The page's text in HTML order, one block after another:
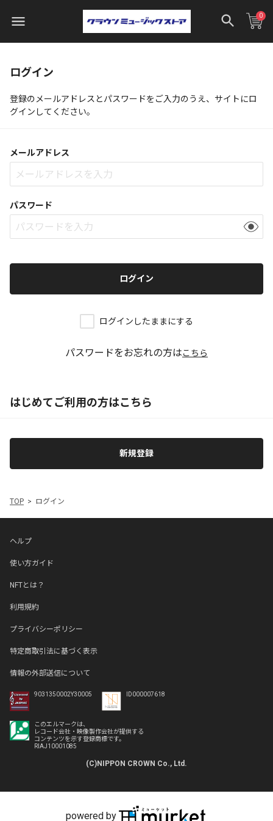
0
ログイン
登録のメールアドレスとパスワードをご入力のうえ、サイトにロ
グインしてください。
メールアドレス
パスワード
ログイン
ログインしたままにする
パスワードをお忘れの方はこちら
はじめてご利用の方はこちら
新規登録
TOP ログイン
ヘルプ
使い方ガイド
NFTとは？
利用規約
プライバシーポリシー
特定商取引法に基づく表示
情報の外部送信について
9031350002Y30005 ID000007618
このエルマークは、
レコード会社・映像製作会社が提供する
コンテンツを示す登録商標です。
RIAJ10001085
(C)NIPPON CROWN Co., Ltd.
powered by